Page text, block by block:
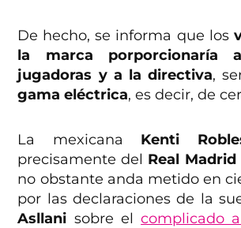
De hecho, se informa que los
la marca porporcionaría
jugadoras y a la directiva,
gama eléctrica, es decir, de
La mexicana Kenti
precisamente del Real Madrid
no obstante anda metido en
por las declaraciones de la
Asllani sobre elcomplicado